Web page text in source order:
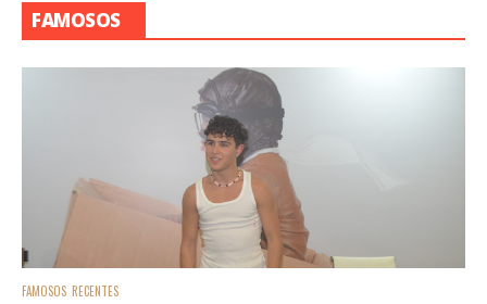
FAMOSOS
FAMOSOS RECENTES